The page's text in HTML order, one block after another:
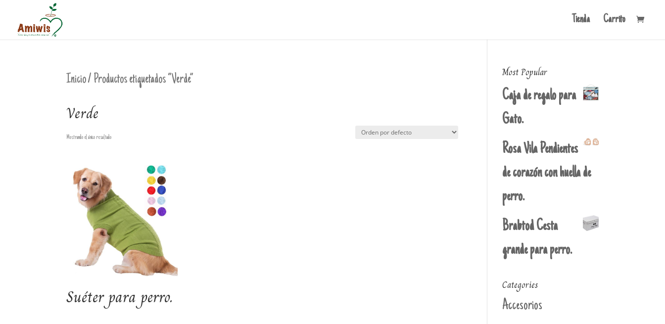
Tienda Carrito
Inicio/ Productos etiquetados “Verde”
Verde
Mostrando el único resultado
Suéter para perro.
Most Popular
Caja de regalo para
Gato.
Rosa Vila Pendientes
de corazón con huella de
perro.
Brabtod Cesta
grande para perro.
Categories
Accesorios